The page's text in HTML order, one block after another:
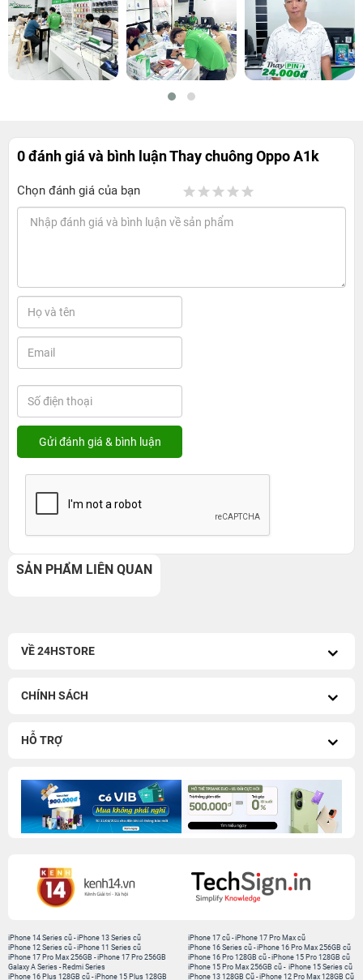
0 đánh giá và bình luậnThay chuông Oppo A1k
Chọn đánh giá của bạn
SẢN PHẨM LIÊN QUAN
VỀ 24HSTORE
CHÍNH SÁCH
HỖ TRỢ
iPhone 14 Series cũ -iPhone 13 Series cũ
iPhone 12 Series cũ -iPhone 11 Series cũ
iPhone 17 Pro Max 256GB -iPhone 17 Pro 256GB
Galaxy A Series - Redmi Series
iPhone 17 cũ-iPhone 17 Pro Max cũ
iPhone 16 Series cũ- iPhone 16 Pro Max 256GB cũ
iPhone 16 Pro 128GB cũ-iPhone 15 Pro 128GB cũ
iPhone 15 Pro Max 256GB cũ- iPhone 15 Series cũ
iPhone 16 Plus 128GB cũ -iPhone 15 Plus 128GB
iPhone 13 128GB Cũ-iPhone 12 Pro Max 128GB Cũ